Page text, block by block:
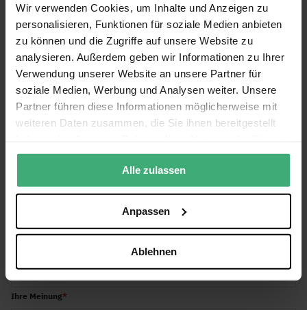
Wir verwenden Cookies, um Inhalte und Anzeigen zu
personalisieren, Funktionen für soziale Medien anbieten
zu können und die Zugriffe auf unsere Website zu
analysieren. Außerdem geben wir Informationen zu Ihrer
Verwendung unserer Website an unsere Partner für
soziale Medien, Werbung und Analysen weiter. Unsere
Partner führen diese Informationen möglicherweise mit
weiteren Daten zusammen, die Sie ihnen bereitgestellt
gesammelt haben.
Alle zulassen
Anpassen
Ablehnen
Sprache Bedienungsanleitung
Englisch, Niederländisch, Deutsch,
Bewertungen
Sie bewerten:
BeamZ Truss - MCB-Verbinderset für P30 Traversen
star
stars
stars
stars
stars
Titel Ihrer Rezension
Ihre Meinung